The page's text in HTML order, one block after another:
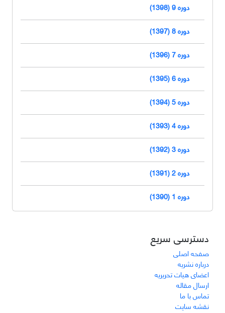
دوره 9 (1398)
دوره 8 (1397)
دوره 7 (1396)
دوره 6 (1395)
دوره 5 (1394)
دوره 4 (1393)
دوره 3 (1392)
دوره 2 (1391)
دوره 1 (1390)
دسترسی سریع
صفحه اصلی
درباره نشریه
اعضای هیات تحریریه
ارسال مقاله
تماس با ما
نقشه سایت